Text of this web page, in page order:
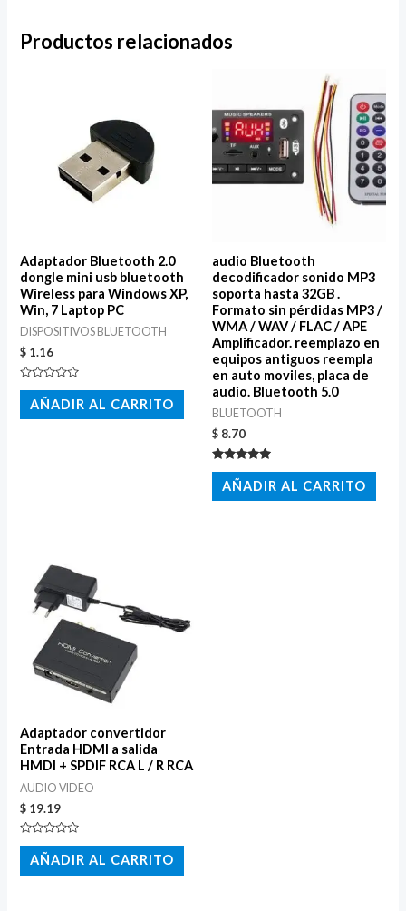
Productos relacionados
Adaptador Bluetooth 2.0
dongle mini usb bluetooth
Wireless para Windows XP,
Win, 7 Laptop PC
DISPOSITIVOS BLUETOOTH
$ 1.16
Valorado
con
de
AÑADIR AL CARRITO
audio Bluetooth
decodificador sonido MP3
soporta hasta 32GB .
Formato sin pérdidas MP3 /
WMA / WAV / FLAC / APE
Amplificador. reemplazo en
equipos antiguos reempla
en auto moviles, placa de
audio. Bluetooth 5.0
BLUETOOTH
$ 8.70
Valorado
con
5.00
de 5
AÑADIR AL CARRITO
Adaptador convertidor
Entrada HDMI a salida
HMDI + SPDIF RCA L / R RCA
AUDIO VIDEO
$ 19.19
Valorado
con
de
AÑADIR AL CARRITO